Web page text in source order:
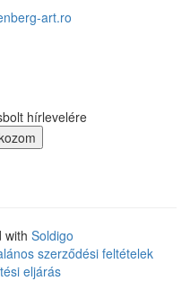
art.ro
hírlevelére
with Soldigo
szerződési feltételek
eljárás